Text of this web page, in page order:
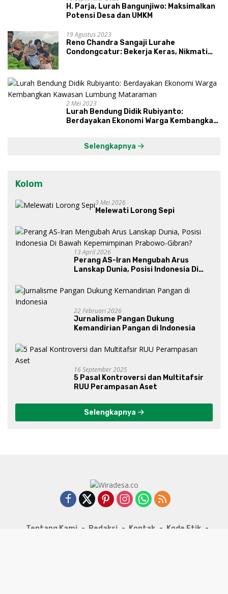
H. Parja, Lurah Bangunjiwo: Maksimalkan
Potensi Desa dan UMKM
19 Agustus 2023
Reno Chandra Sangaji Lurahe
Condongcatur: Bekerja Keras, Nikmati
2 Mei 2023
Lurah Bendung Didik Rubiyanto:
Berdayakan Ekonomi Warga Kembangkan
Selengkapnya
Kolom
3 Mei 2026
Melewati Lorong Sepi
13 April 2026
Perang AS-Iran Mengubah Arus
Lanskap Dunia, Posisi Indonesia Di
Gibran?
22 Februari 2026
Jurnalisme Pangan Dukung
Kemandirian Pangan di Indonesia
16 September 2025
5 Pasal Kontroversi dan Multitafsir
RUU Perampasan Aset
Selengkapnya
Tentang Kami Redaksi Kontak
Kode Etik